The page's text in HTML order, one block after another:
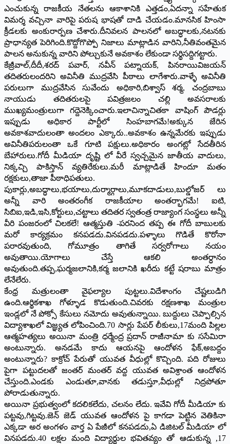
ఎంచుకున్న రాజకీయ నేతలను ఆకాశానికి ఎత్తడం,ఏదన్నా సహేతుక
విమర్శ వచ్చినా వారిపై పరుష భాషతో దాడి చేయడం.మానసిక హింసా
క్రీడలకు అంకురార్పణ చేశారు.దీనివలన పాలనలో అబద్ధాలకు,నటనకు
ప్రాధాన్యత పెరిగింది.కొద్దోగొప్పో నిజాలు మాట్లాడిన వారిని,నీతివంతమైన
పాలన అనుకున్న వారిని పోల్చుకునే అవకాశం లేకుండా సర్థిసద్దిగట్టారు.
కేజ్రీవాల్,దీదీ,శరద్ పవార్, నవీన్ పట్నాయక్, పినరాయివిజయన్
తదితరులందరిని అవినీతి ముద్రవేసి పీఠాలు లాగేశారు.వాళ్ళే అవినీతి
పరులుగా ముద్రవేసిన సువేందు అధికారి,బిశ్వాస్ శర్మ, చంద్రబాబు
నాయుడు తదితరులపై పవిత్రజలం చల్లి అవసరాలకు
ముఖ్యమంత్రులుగా గద్దెనెక్కించారు.ఇలాచిన్నాచితకా వాషింగ్ పౌడర్లు
ఇప్పుడు అధికార పార్టీలో సింహబాగమే!అక్కున జేరిన
అవకాశవాదులంతా అందలం ఎక్కారు..అవకాశం ఉన్నమేరకు ఇప్పుడు
అవినీతిపరులంతా ఒకే గూటి పక్షులు.అధికారం అంగట్లో సేదతీరిన
బేహారులు.గోదీ మీడియా దృష్టి లో వీరే స్వచ్చమైన జాతీయ వాదులు,
నిక్కచ్చి పాకిస్తాన్ వ్యతిరేకులు.మరీ మాట్లాడితే హిందూ మతం
రక్షకులు,తాజా పీఠాధిపతులు.
పుకార్లు,అబద్ధాలు,భయాలు,దుర్మార్గాలు,మూకదాడులు,బుల్డోజర్ లు
అన్నీ వారి అంతరంగీక రాజకీయాల అంతర్భాగమే! ఐటి,
సిబిఐ,ఇడి,ఇసి,కోర్టులు,చట్టాలు తదితర స్వతంత్ర రాజ్యాంగ సంస్థలు అన్నీ
వీరి పంజరంలో చిలకలే! ఆత్మస్తుతి -పరనింద తప్ప ఈ గోదీ బాబులకు
మరో కార్యక్రమం కనపడదు.వినపడదు.పళ్ళాలు గొడితే కొరోనా
పరారవుతుంది, గోమూత్రం తాగితే సర్వరోగాలు నయం
అవుతాయి.యోగాలు చేస్తే ఆకలి అంతర్ధానం
అవుతుంది.తప్ప,ఘర్మజలానికి,కర్మ జలానికి ఖరీదు కట్టే షరాబు మాత్రం
లేనేలేరు.
కేంధ్ర మత్రులంతా వైఫల్యాల పుట్టలు.విదేశాంగం చేష్టలుడిగి
ఉంది.ఆర్థికశాఖ గోళ్ళూడ కొడుతుంది.చివరకు రక్షణశాఖ మంత్రుల
ఇండ్లలో నే పోక్సో కేసులు నమోదు అవుతున్నాయి. బుద్దులు చెప్పాల్సిన
విద్యాశాఖలో విజ్ఞ్యత లోపించింది.70 సార్లు పేపర్ లీకులు,17మంది పిల్లల
ఆత్మహత్యలు అయినా మంత్రి ధర్మేంద్ర ప్రదాన్ రాజీనామా కు ససేమిరా
అంటున్నారు. అనడమే కాదు ఆయనపై ఆందోళన ఫేక్,అబద్దం
అంటున్నారు? కాక్రోచ్ పేరుతో యువత వీధుల్లో కొచ్చింది. పది రోజులు
పైగా పట్టుదలతో జంతర్ మంతర్ వద్ద యువత అవిశ్రాంత ఆందోళన
చేస్తుంది.ఎండకు ఎండుతూ,వానకు తడుస్తూ,వీధుల్లో నిద్రపోతూ
పోరాడుతున్నారు.
అయినా ప్రభుత్వంలో కదలికలేదు, చలనం లేదు. ఇవేవి గోదీ మీడియా కు
పట్టవు,గిట్టవు.జెన్ జెడ్ యువత ఆందోళన పై కాగడా పెట్టిన వెతికినా
ఎక్కడా అర అంగళం వార్త ఏ పేజీలో కనపడదు,ఏ డిజిటల్ మీడియా లో
వినపడదు.40 లక్షల మంది విద్యార్థుల భవితవ్యం తో ఆడుకున్న ,17